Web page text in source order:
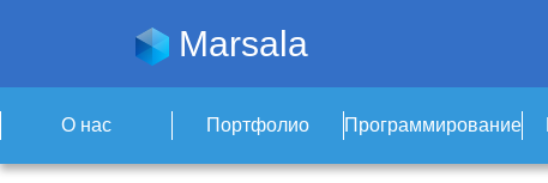
Marsala
О нас Портфолио Программирование